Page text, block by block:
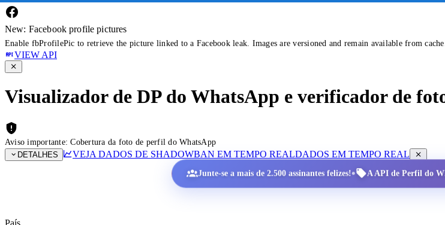
New: Facebook profile pictures
Enable fbProfilePic to retrieve the picture linked to a Facebook leak. Images are versioned and remain available from
VIEW API
Visualizador de DP do WhatsApp e verificador de
Aviso importante: Cobertura da foto de perfil do WhatsApp
DETALHES
VEJA DADOS DE SHADOWBAN EM TEMPO REALDADOS EM TEMPO REAL
Junte-se a mais de 2.500 assinantes felizes!• A API de Perfil do
País